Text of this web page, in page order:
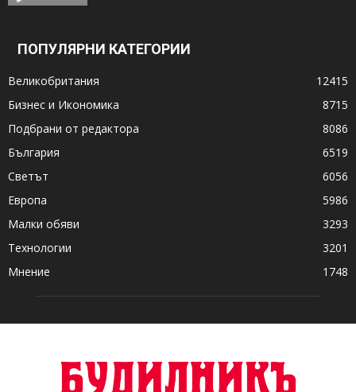
ПОПУЛЯРНИ КАТЕГОРИИ
Великобритания
12415
Бизнес и Икономика
8715
Подбрани от редактора
8086
България
6519
Светът
6056
Европа
5986
Малки обяви
3293
Технологии
3201
Мнение
1748